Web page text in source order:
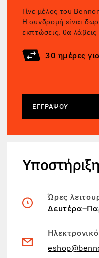
Γίνε μέλος του
Η συνδρομή είναι
εκπτώσεις, θα
30 ημέρες
ΕΓΓΡΆΨΟΥ
Ώρες